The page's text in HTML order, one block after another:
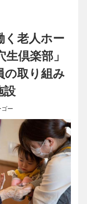
く老人ホー
倶楽部」
の取り組み
設
ー